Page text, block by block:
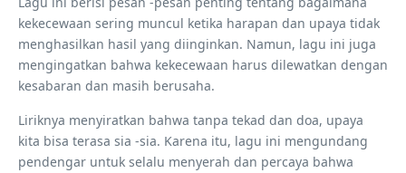
kekecewaan sering muncul ketika harapan dan upaya tidak
menghasilkan hasil yang diinginkan. Namun, lagu ini juga
mengingatkan bahwa kekecewaan harus dilewatkan dengan
kesabaran dan masih berusaha.
Liriknya menyiratkan bahwa tanpa tekad dan doa, upaya
kita bisa terasa sia -sia. Karena itu, lagu ini mengundang
pendengar untuk selalu menyerah dan percaya bahwa